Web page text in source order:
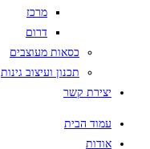
מרכז
דרום
כסאות מעוצבים
תכנון ועיצוב גינות
יצירת קשר
עמוד הבית
אודות